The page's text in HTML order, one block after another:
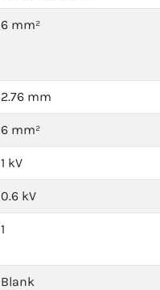
6 mm²
2.76 mm
6 mm²
1 kV
0.6 kV
1
Blank